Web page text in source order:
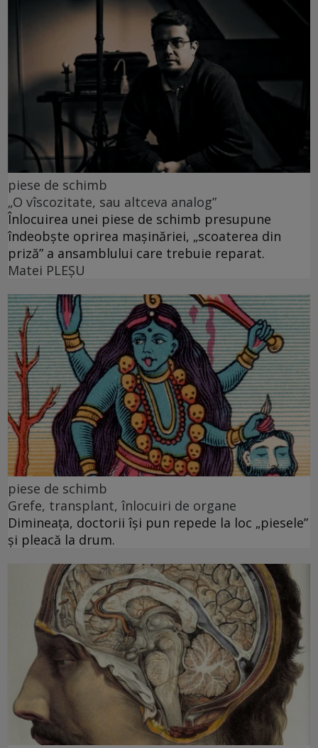
piese de schimb
„O vîscozitate, sau altceva analog”
Înlocuirea unei piese de schimb presupune
îndeobște oprirea mașinăriei, „scoaterea din
priză” a ansamblului care trebuie reparat.
Matei PLEŞU
piese de schimb
Grefe, transplant, înlocuiri de organe
Dimineața, doctorii își pun repede la loc „piesele”
și pleacă la drum.